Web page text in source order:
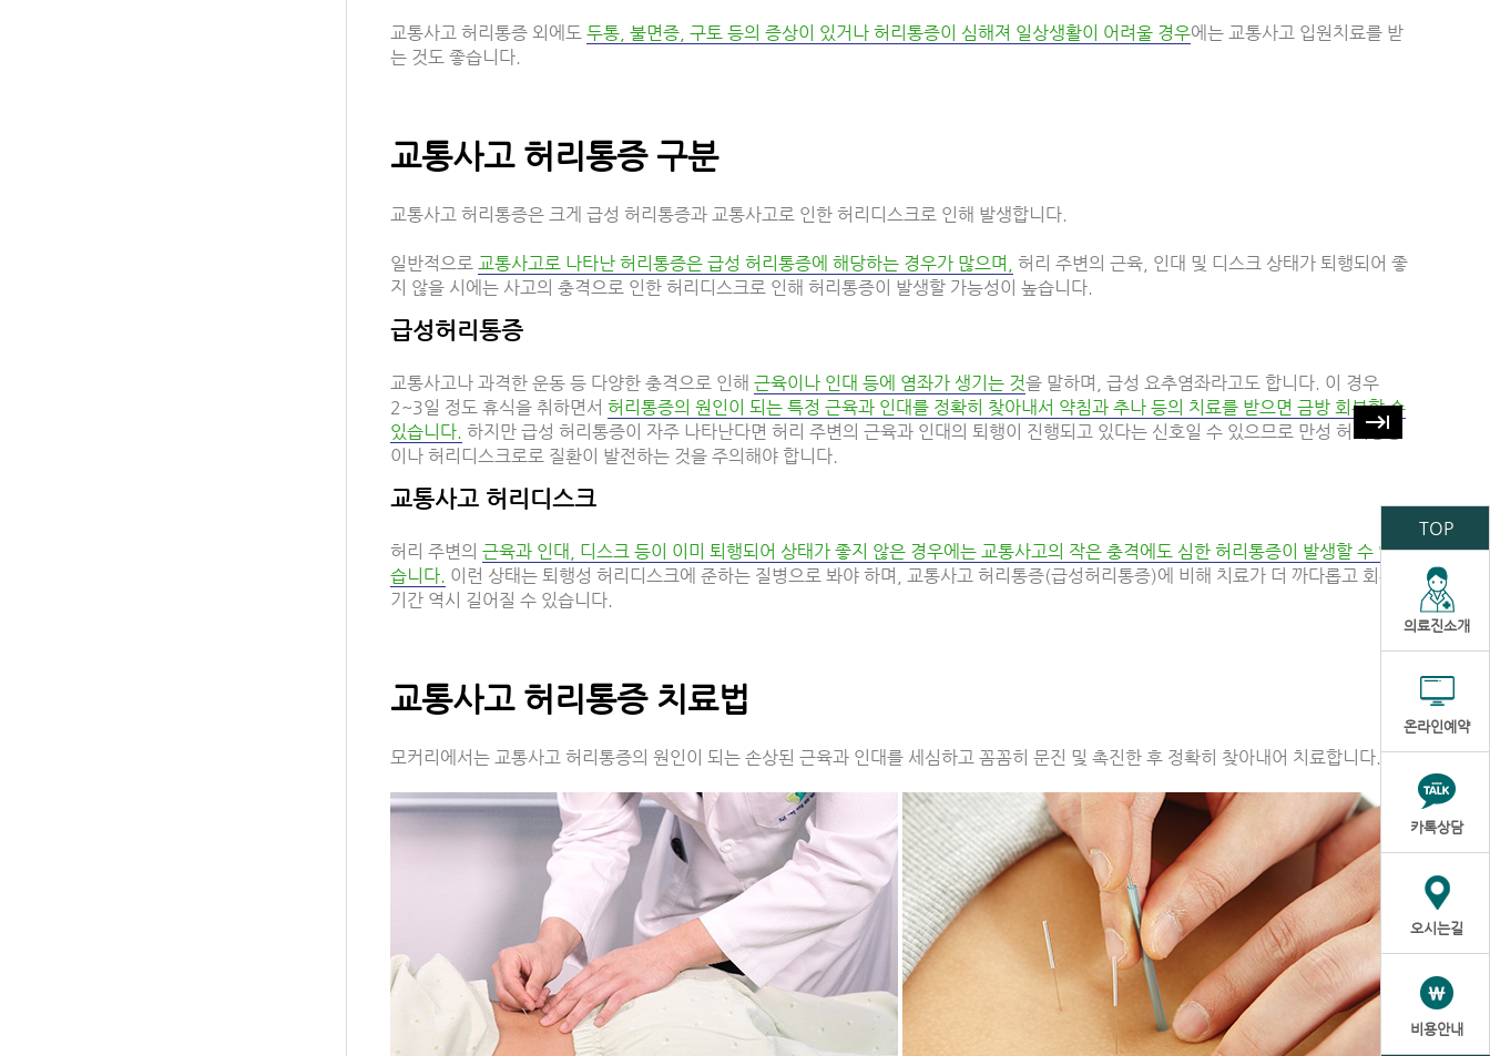
교통사고 허리통증 외에도 두통, 불면증, 구토 등의 증상이 있거나 허리통증이 심해져 일상생활이 어려울 경우에는 교통사고 입원치료를 받
는 것도 좋습니다.
교통사고 허리통증 구분
교통사고 허리통증은 크게 급성 허리통증과 교통사고로 인한 허리디스크로 인해 발생합니다.
일반적으로 교통사고로 나타난 허리통증은 급성 허리통증에 해당하는 경우가 많으며,
허리 주변의 근육, 인대 및 디스크 상태가 퇴행되어 좋
지 않을 시에는 사고의 충격으로 인한 허리디스크로 인해 허리통증이 발생할 가능성이 높습니다.
급성허리통증
교통사고나 과격한 운동 등 다양한 충격으로 인해 근육이나 인대 등에 염좌가 생기는 것을 말하며, 급성 요추염좌라고도 합니다. 이 경우
2~3일 정도 휴식을 취하면서 허리통증의 원인이 되는 특정 근육과 인대를 정확히 찾아내서 약침과 추나 등의 치료를 받으면 금방 회복할 수
있습니다. 하지만 급성 허리통증이 자주 나타난다면 허리 주변의 근육과 인대의 퇴행이 진행되고 있다는 신호일 수 있으므로 만성 허리통증
이나 허리디스크로로 질환이 발전하는 것을 주의해야 합니다.
교통사고 허리디스크
허리 주변의 근육과 인대, 디스크 등이 이미 퇴행되어 상태가 좋지 않은 경우에는 교통사고의 작은 충격에도 심한 허리통증이 발생할 수 있
습니다. 이런 상태는 퇴행성 허리디스크에 준하는 질병으로 봐야 하며, 교통사고 허리통증(급성허리통증)에 비해 치료가 더 까다롭고 회복
기간 역시 길어질 수 있습니다.
교통사고 허리통증 치료법
모커리에서는 교통사고 허리통증의 원인이 되는 손상된 근육과 인대를 세심하고 꼼꼼히 문진 및 촉진한 후 정확히 찾아내어 치료합니다.
keyboard_tab
TOP
의료진소개
온라인예약
카톡상담
오시는길
비용안내